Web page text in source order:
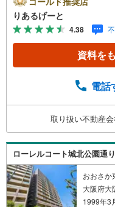
ま！ちょっと見
売主さまの都合等
気軽に「りあるげ
げーと」が選ば
も対応致します
す！■各種相談、
らい」などご相
て送迎致します！
タッフがお悩み
ったりの提案を
相談、ご質問、気
さい！
りあるげーと
4.38
資料を
電話
取り扱い不動産
ローレルコート城北公園通り
おおさか
大阪府大
1999年3